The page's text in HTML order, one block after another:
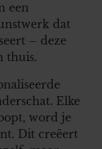
een
dat
– deze
thuis.
Elke
word je
Dit creëert